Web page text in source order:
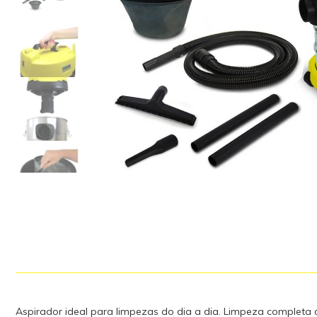
Aspirador ideal para limpezas do dia a dia. Limpeza completa